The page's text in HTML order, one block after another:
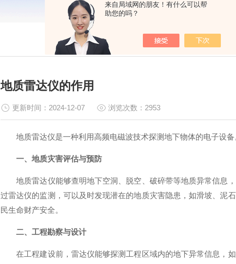
来自局域网的朋友！有什么可以帮
助您的吗？
地质雷达仪的作用
更新时间：2024-12-07 浏览次数：2953
地质雷达仪是一种利用高频电磁波技术探测地下物体的电子设备
一、地质灾害评估与预防
地质雷达仪能够查明地下空洞、脱空、破碎带等地质异常信息，
过雷达仪的监测，可以及时发现潜在的地质灾害隐患，如滑坡、泥
民生命财产安全。
二、工程勘察与设计
在工程建设前，雷达仪能够探测工程区域内的地下异常信息，如